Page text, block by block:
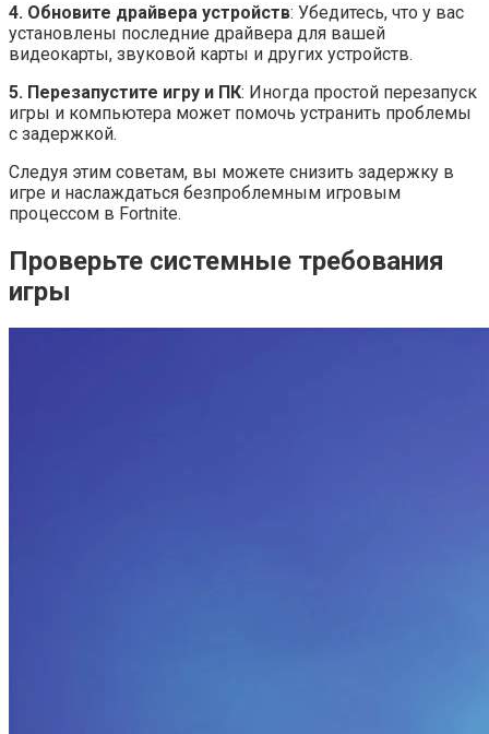
4. Обновите драйвера устройств: Убедитесь, что у вас
установлены последние драйвера для вашей
видеокарты, звуковой карты и других устройств.
5. Перезапустите игру и ПК: Иногда простой перезапуск
игры и компьютера может помочь устранить проблемы
с задержкой.
Следуя этим советам, вы можете снизить задержку в
игре и наслаждаться безпроблемным игровым
процессом в Fortnite.
Проверьте системные требования
игры